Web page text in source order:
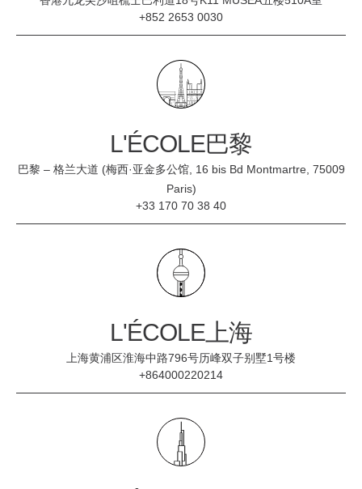
+852 2653 0030
L'ÉCOLE巴黎
巴黎 – 格兰大道 (梅西·亚金多公馆, 16 bis Bd Montmartre, 75009
Paris)
+33 170 70 38 40
L'ÉCOLE上海
上海黄浦区淮海中路796号历峰双子别墅1号楼
+864000220214